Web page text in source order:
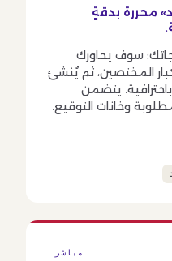
محررة بدقةٍ
سوف يحاورك
المختصين، ثم يُنشئ
يتضمن
وخانات التوقيع.
مباشر